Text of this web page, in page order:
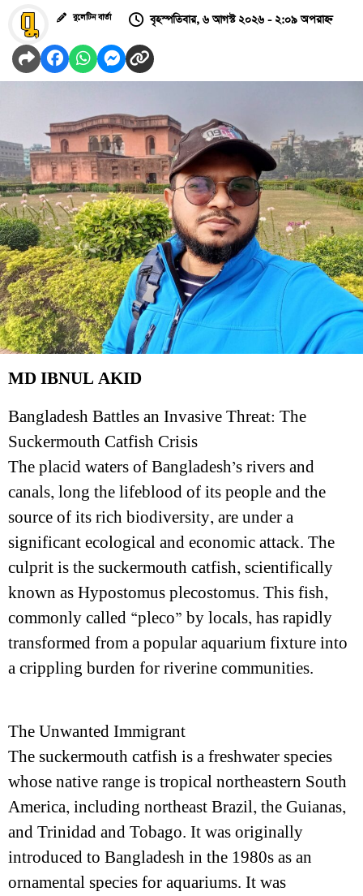
বুলেটিন বার্তা বৃহস্পতিবার, ৬ আগস্ট ২০২৬ - ২:০৯ অপরাহ্ন
MD IBNUL AKID
Bangladesh Battles an Invasive Threat: The
Suckermouth Catfish Crisis
The placid waters of Bangladesh’s rivers and
canals, long the lifeblood of its people and the
source of its rich biodiversity, are under a
significant ecological and economic attack. The
culprit is the suckermouth catfish, scientifically
known as Hypostomus plecostomus. This fish,
commonly called “pleco” by locals, has rapidly
transformed from a popular aquarium fixture into
a crippling burden for riverine communities.
The Unwanted Immigrant
The suckermouth catfish is a freshwater species
whose native range is tropical northeastern South
America, including northeast Brazil, the Guianas,
and Trinidad and Tobago. It was originally
introduced to Bangladesh in the 1980s as an
ornamental species for aquariums. It was